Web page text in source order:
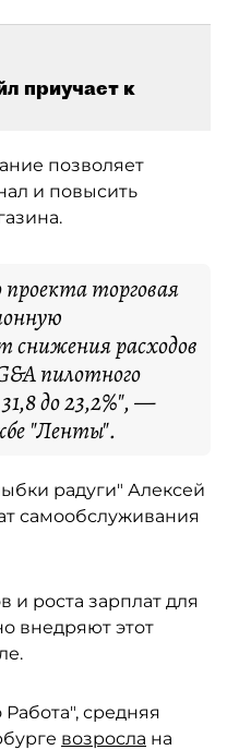
приучает к
позволяет
и повысить
проекта торговая
снижения расходов
пилотного
до 23,2%", —
"Ленты".
радуги" Алексей
самообслуживания
и роста зарплат для
внедряют этот
средняя
возросла на